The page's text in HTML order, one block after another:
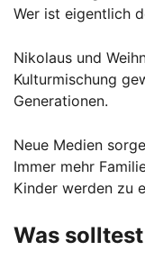
Wer ist eigentlich
Nikolaus und
Kulturmischung
Generationen.
Neue Medien
Immer mehr
Kinder werden zu
Was